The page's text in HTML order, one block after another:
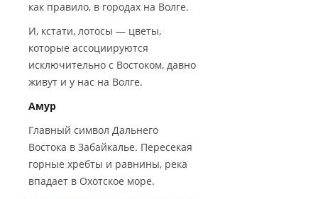
как правило, в городах на Волге.
И, кстати, лотосы — цветы,
которые ассоциируются
исключительно с Востоком, давно
живут и у нас на Волге.
Амур
Главный символ Дальнего
Востока в Забайкалье. Пересекая
горные хребты и равнины, река
впадает в Охотское море.